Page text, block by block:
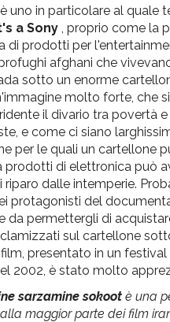
uno in particolare al quale
a Sony , proprio come la
di prodotti per
afghani che
sotto un enorme
molto forte, che
il divario tra povertà
e come ci siano
per le quali un cartellone
prodotti di elettronica può
riparo dalle intemperie.
protagonisti del
da permettergli di
sul cartellone
presentato in un
2002, è stato molto
sarzamine sokoot è una
maggior parte dei film